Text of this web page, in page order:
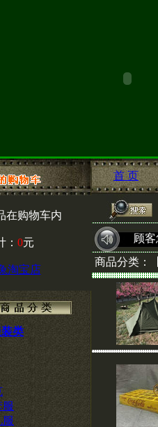
在购物车内
： 0元
淘宝店
类
服
服
首 页
顾
商品分类：